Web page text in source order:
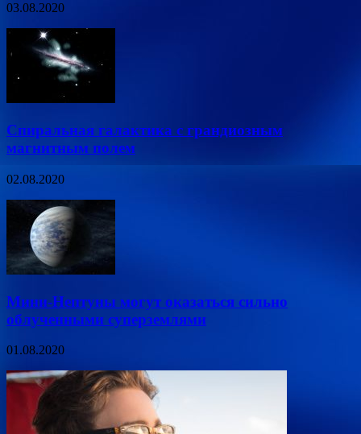
03.08.2020
Спиральная галактика с грандиозным
магнитным полем
02.08.2020
Мини-Нептуны могут оказаться сильно
облученными суперземлями
01.08.2020